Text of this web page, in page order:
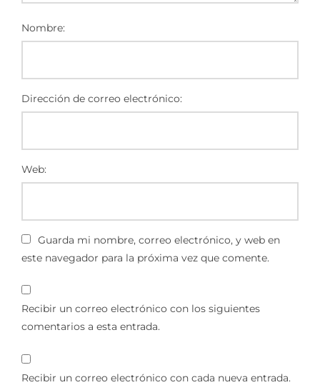
Nombre:
Dirección de correo electrónico:
Web:
Guarda mi nombre, correo electrónico, y web en
este navegador para la próxima vez que comente.
Recibir un correo electrónico con los siguientes
comentarios a esta entrada.
Recibir un correo electrónico con cada nueva entrada.